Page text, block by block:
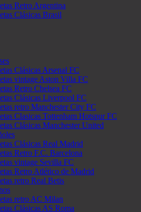
Retro Argentina
Clásicas Brasil
Clásicas Arsenal FC
vintage Aston Villa FC
Retro Chelsea FC
Clásicas Liverpool FC
retro Manchester City FC
Clasicas Tottenham Hotspur FC
Clásicas Manchester United
Clásicas Real Madrid
Retro F.C. Barcelona
vintage Sevilla FC
Retro Atlético de Madrid
retro Real Betis
retro AC Milan
Clásicas AS Roma